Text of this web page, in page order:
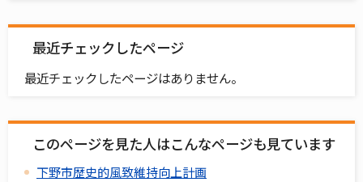
最近チェックしたページ
最近チェックしたページはありません。
このページを見た人はこんなページも見ています
下野市歴史的風致維持向上計画